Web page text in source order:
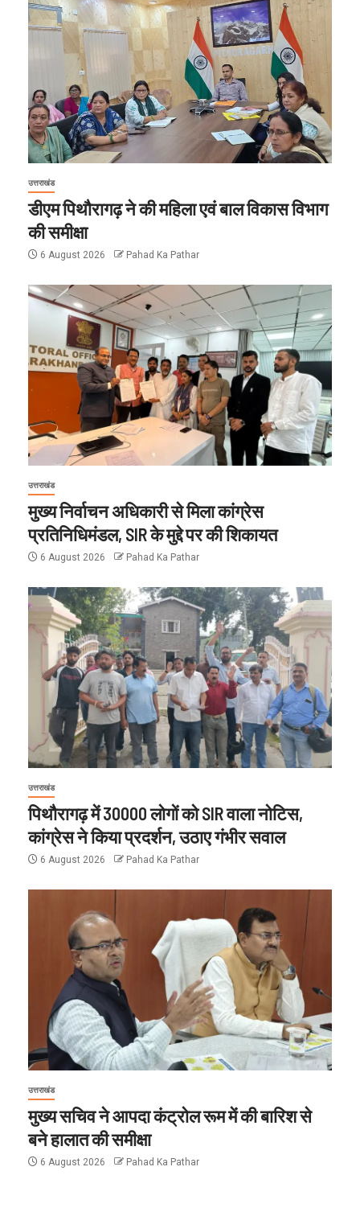
उत्तराखंड
डीएम पिथौरागढ़ ने की महिला एवं बाल विकास विभाग
की समीक्षा
6 August 2026 Pahad Ka Pathar
उत्तराखंड
मुख्य निर्वाचन अधिकारी से मिला कांग्रेस
प्रतिनिधिमंडल, SIR के मुद्दे पर की शिकायत
6 August 2026 Pahad Ka Pathar
उत्तराखंड
पिथौरागढ़ में 30000 लोगों को SIR वाला नोटिस,
कांग्रेस ने किया प्रदर्शन, उठाए गंभीर सवाल
6 August 2026 Pahad Ka Pathar
उत्तराखंड
मुख्य सचिव ने आपदा कंट्रोल रूम में की बारिश से
बने हालात की समीक्षा
6 August 2026 Pahad Ka Pathar